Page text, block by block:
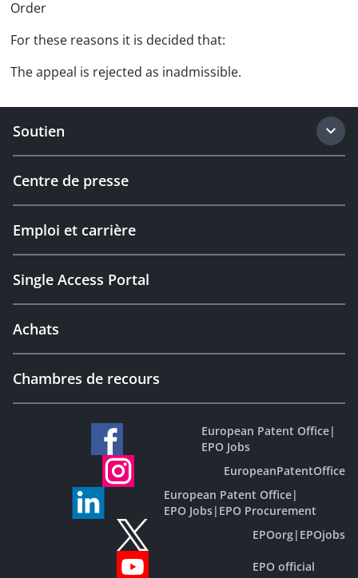
Order
For these reasons it is decided that:
The appeal is rejected as inadmissible.
Soutien
Centre de presse
Emploi et carrière
Single Access Portal
Achats
Chambres de recours
European Patent Office|
EPO Jobs
EuropeanPatentOffice
European Patent Office|
EPO Jobs| EPO Procurement
EPOorg| EPOjobs
EPO official